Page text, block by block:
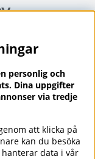
och
personlig och
Dina uppgifter
via tredje
att klicka på
kan du besöka
data i vår